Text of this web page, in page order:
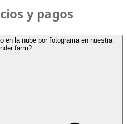
y pagos
en la nube por fotograma en nuestra
farm?